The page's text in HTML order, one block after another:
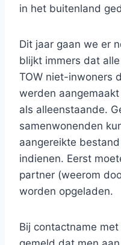
in het buitenland
Dit jaar gaan we er
blijkt immers dat
TOW niet-inwoners
werden
als alleenstaande.
samenwonenden
aangereikte
indienen. Eerst
partner (weerom
worden opgeladen.
Bij contactname